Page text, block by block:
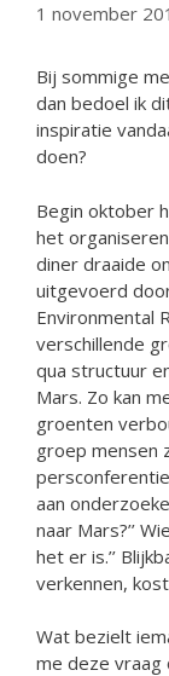
1 november
Bij sommige
dan bedoel ik
inspiratie
doen?
Begin oktober
het
diner draaide
uitgevoerd
Environmental
verschillende
qua structuur
Mars. Zo kan
groenten
groep mensen
aan
naar Mars?’’
het er is.’’
verkennen,
Wat bezielt
me deze vraag